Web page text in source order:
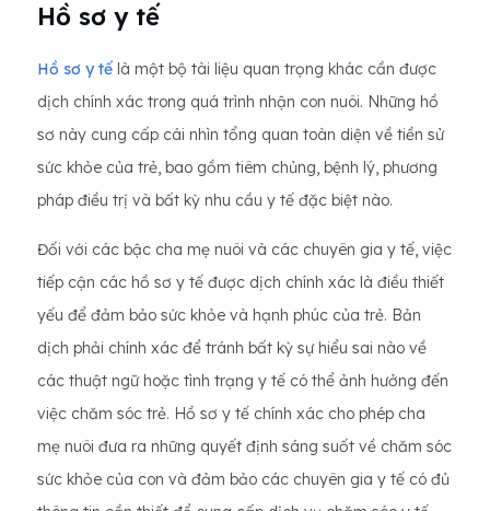
Hồ sơ y tế
Hồ sơ y tế là một bộ tài liệu quan trọng khác cần được
dịch chính xác trong quá trình nhận con nuôi. Những hồ
sơ này cung cấp cái nhìn tổng quan toàn diện về tiền sử
sức khỏe của trẻ, bao gồm tiêm chủng, bệnh lý, phương
pháp điều trị và bất kỳ nhu cầu y tế đặc biệt nào.
Đối với các bậc cha mẹ nuôi và các chuyên gia y tế, việc
tiếp cận các hồ sơ y tế được dịch chính xác là điều thiết
yếu để đảm bảo sức khỏe và hạnh phúc của trẻ. Bản
dịch phải chính xác để tránh bất kỳ sự hiểu sai nào về
các thuật ngữ hoặc tình trạng y tế có thể ảnh hưởng đến
việc chăm sóc trẻ. Hồ sơ y tế chính xác cho phép cha
mẹ nuôi đưa ra những quyết định sáng suốt về chăm sóc
sức khỏe của con và đảm bảo các chuyên gia y tế có đủ